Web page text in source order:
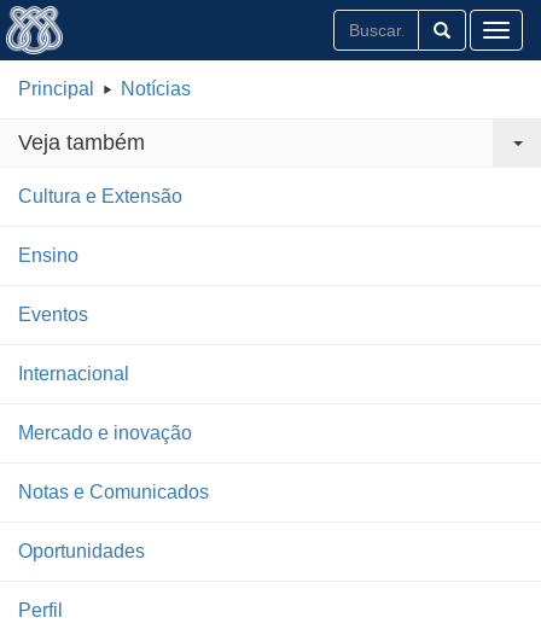
Principal Notícias
Veja também
Cultura e Extensão
Ensino
Eventos
Internacional
Mercado e inovação
Notas e Comunicados
Oportunidades
Perfil